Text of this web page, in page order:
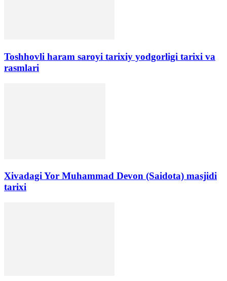
Toshhovli haram saroyi tarixiy yodgorligi tarixi va
rasmlari
Xivadagi Yor Muhammad Devon (Saidota) masjidi
tarixi